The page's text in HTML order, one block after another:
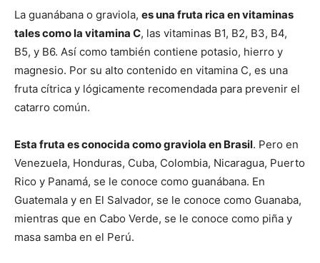
La guanábana o graviola, es una fruta rica en vitaminas
tales como la vitamina C, las vitaminas B1, B2, B3, B4,
B5, y B6. Así como también contiene potasio, hierro y
magnesio. Por su alto contenido en vitamina C, es una
fruta cítrica y lógicamente recomendada para prevenir el
catarro común.
Esta fruta es conocida como graviola en Brasil. Pero en
Venezuela, Honduras, Cuba, Colombia, Nicaragua, Puerto
Rico y Panamá, se le conoce como guanábana. En
Guatemala y en El Salvador, se le conoce como Guanaba,
mientras que en Cabo Verde, se le conoce como piña y
masa samba en el Perú.